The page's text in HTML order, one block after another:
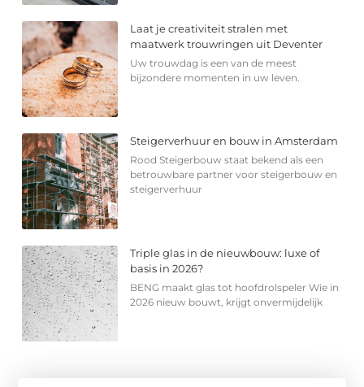
Laat je creativiteit stralen met
maatwerk trouwringen uit Deventer
Uw trouwdag is een van de meest
bijzondere momenten in uw leven.
Steigerverhuur en bouw in Amsterdam
Rood Steigerbouw staat bekend als een
betrouwbare partner voor steigerbouw en
steigerverhuur
Triple glas in de nieuwbouw: luxe of
basis in 2026?
BENG maakt glas tot hoofdrolspeler Wie in
2026 nieuw bouwt, krijgt onvermijdelijk